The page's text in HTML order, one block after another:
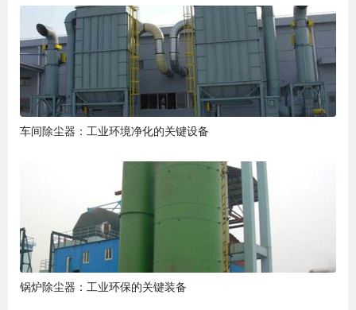
车间除尘器：工业环境净化的关键设备
锅炉除尘器：工业环保的关键装备